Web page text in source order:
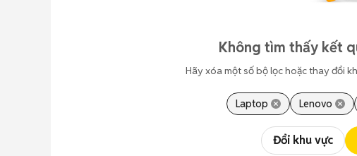
Không tìm thấy kết
Hãy xóa một số bộ lọc hoặc thay đổi
Laptop Lenovo
Đổi khu vực